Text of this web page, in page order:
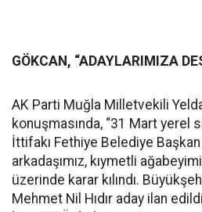
GÖKCAN, “ADAYLARIMIZA
AK Parti Muğla Milletvekili
konuşmasında, “31 Mart yerel
İttifakı Fethiye Belediye Başkan
arkadaşımız, kıymetli
üzerinde karar kılındı.
Mehmet Nil Hıdır aday ilan